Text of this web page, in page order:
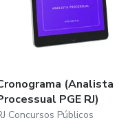
(Analista
PGE RJ)
Concursos Públicos